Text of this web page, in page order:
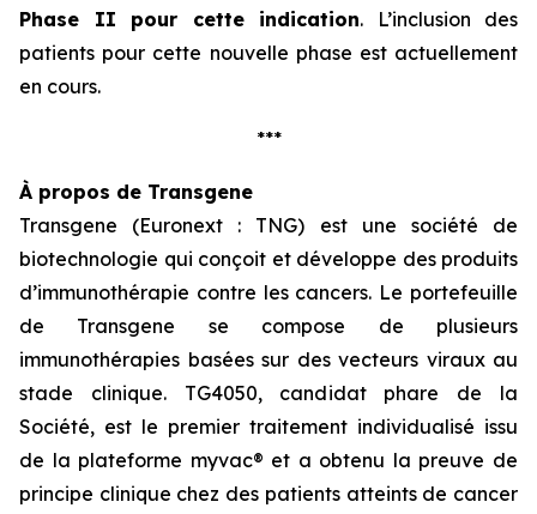
Phase II pour cette indication. L’inclusion des
patients pour cette nouvelle phase est actuellement
en cours.
***
À propos de Transgene
Transgene (Euronext : TNG) est une société de
biotechnologie qui conçoit et développe des produits
d’immunothérapie contre les cancers. Le portefeuille
de Transgene se compose de plusieurs
immunothérapies basées sur des vecteurs viraux au
stade clinique. TG4050, candidat phare de la
Société, est le premier traitement individualisé issu
de la plateforme myvac® et a obtenu la preuve de
principe clinique chez des patients atteints de cancer